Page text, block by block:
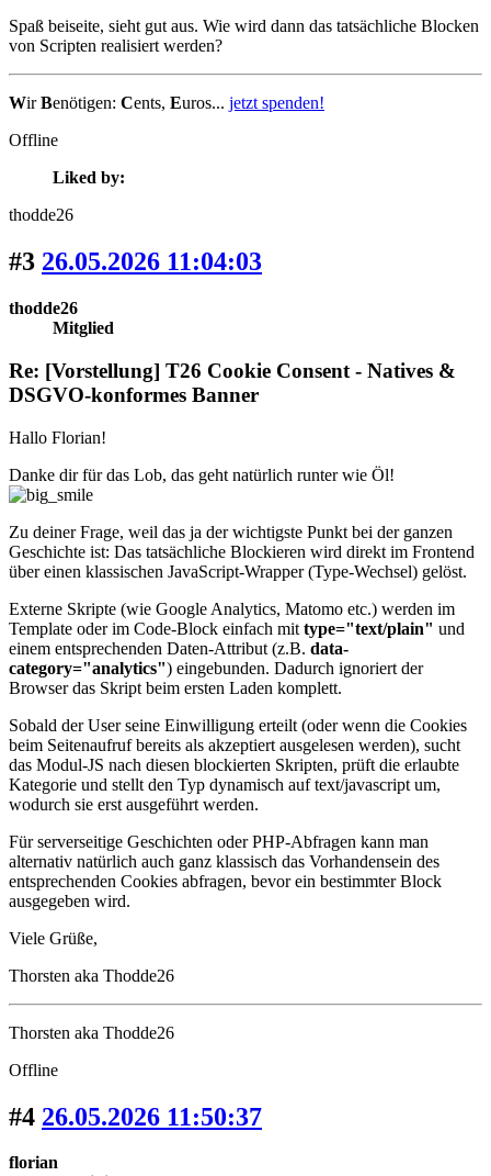
Spaß beiseite, sieht gut aus. Wie wird dann das tatsächliche Blocken
von Scripten realisiert werden?
WirBenötigen: Cents, Euros... jetzt spenden!
Offline
Liked by:
thodde26
#3 26.05.2026 11:04:03
thodde26
Mitglied
Re: [Vorstellung] T26 Cookie Consent - Natives &
DSGVO-konformes Banner
Hallo Florian!
Danke dir für das Lob, das geht natürlich runter wie Öl!
Zu deiner Frage, weil das ja der wichtigste Punkt bei der ganzen
Geschichte ist: Das tatsächliche Blockieren wird direkt im Frontend
über einen klassischen JavaScript-Wrapper (Type-Wechsel) gelöst.
Externe Skripte (wie Google Analytics, Matomo etc.) werden im
Template oder im Code-Block einfach mit type="text/plain" und
einem entsprechenden Daten-Attribut (z.B. data-
category="analytics") eingebunden. Dadurch ignoriert der
Browser das Skript beim ersten Laden komplett.
Sobald der User seine Einwilligung erteilt (oder wenn die Cookies
beim Seitenaufruf bereits als akzeptiert ausgelesen werden), sucht
das Modul-JS nach diesen blockierten Skripten, prüft die erlaubte
Kategorie und stellt den Typ dynamisch auf text/javascript um,
wodurch sie erst ausgeführt werden.
Für serverseitige Geschichten oder PHP-Abfragen kann man
alternativ natürlich auch ganz klassisch das Vorhandensein des
entsprechenden Cookies abfragen, bevor ein bestimmter Block
ausgegeben wird.
Viele Grüße,
Thorsten aka Thodde26
Thorsten aka Thodde26
Offline
#4 26.05.2026 11:50:37
florian